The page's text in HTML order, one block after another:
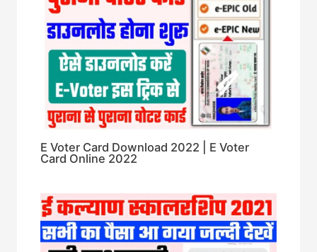
E Voter Card Download 2022 | E Voter
Card Online 2022